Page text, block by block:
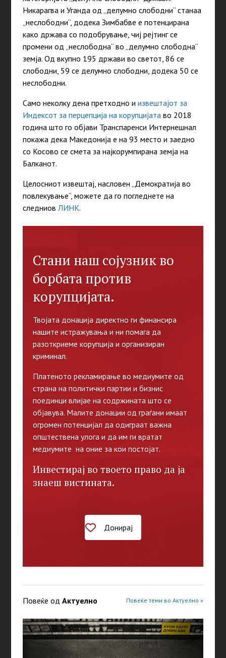
Никарагва и Уганда од „делумно слободни“ станаа
„неслободни“, додека Зимбабве е потенцирана
како држава со подобрување, чиј рејтинг се
промени од „неслободна“ во „делумно слободна“
земја. Од вкупно 195 држави во светот, 86 се
слободни, 59 се делумно слободни, додека 50 се
неслободни.
Само неколку дена претходно и извештајот за
Индексот за перцепција на корупцијата во 2018
година што го објави Транспаренси Интернешнал
покажа дека Македонија е на 93 место и заедно
со Косово се смета за најкорумпирана земја на
Балканот.
Целосниот извештај, насловен „Демократија во
повлекување“, можете да го погледнете на
следниов ЛИНК.
Стани наш сојузник во
борбата против
корупцијата.
Твојата донација директно ги финансира
нашите истражувања и ни помага да
разоткриеме корупција и организиран
криминал.
Платеното рекламирање во медиумите од
страна на политички партии и бизнис
поединци влијае на содржината што се
објавува. Малите донации од граѓани имаат
огромен потенцијал да одиграат важна
општествена улога и да им ги вратат
медиумите на оние за кои постојат.
Инвестирај во твоето право да ја
знаеш вистината.
Донирај
Повеќе од Актуелно Повеќе теми во Актуелно »